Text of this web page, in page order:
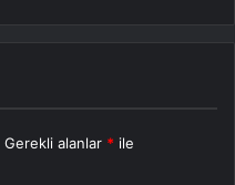
Gerekli alanlar * ile